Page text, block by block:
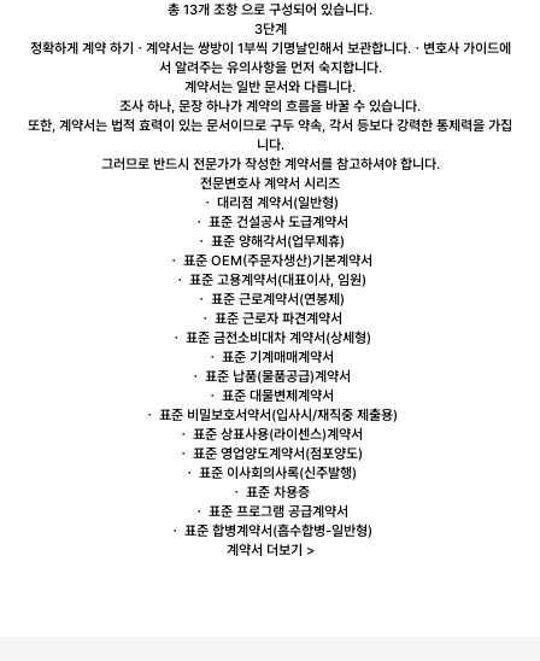
총 13개 조항 으로 구성되어 있습니다.
3단계
정확하게 계약 하기 ㆍ계약서는 쌍방이 1부씩 기명날인해서 보관합니다.ㆍ변호사 가이드에
서 알려주는 유의사항을 먼저 숙지합니다.
계약서는 일반 문서와 다릅니다.
조사 하나, 문장 하나가 계약의 흐름을 바꿀 수 있습니다.
또한, 계약서는 법적 효력이 있는 문서이므로 구두 약속, 각서 등보다 강력한 통제력을 가집
니다.
그러므로 반드시 전문가가 작성한 계약서를 참고하셔야 합니다.
전문변호사 계약서 시리즈
ㆍ 대리점 계약서(일반형)
ㆍ 표준 건설공사 도급계약서
ㆍ 표준 양해각서 (업무제휴)
ㆍ 표준 OEM(주문자생산)기본계약서
ㆍ 표준 고용계약서(대표이사, 임원)
ㆍ 표준 근로계약서(연봉제)
ㆍ 표준 근로자 파견계약서
ㆍ 표준 금전소비대차계약서(상세형)
ㆍ 표준 기계매매계약서
ㆍ 표준 납품(물품공급)계약서
ㆍ 표준 대물변제 계약서
ㆍ 표준 비밀보호서약서(입사시/재직중 제출용)
ㆍ 표준 상표사용(라이센스)계약서
ㆍ 표준 영업양도계약서(점포양도)
ㆍ 표준 이사회의사록(신주발행)
ㆍ 표준 차용증
ㆍ 표준 프로그램 공급계약서
ㆍ 표준 합병계약서(흡수합병-일반형)
계약서 더보기 >